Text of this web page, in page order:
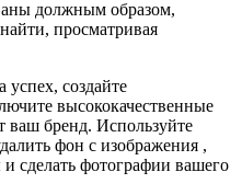
должным образом,
просматривая
создайте
высококачественные
ваш бренд. Используйте
фон с изображения ,
сделать фотографии вашего